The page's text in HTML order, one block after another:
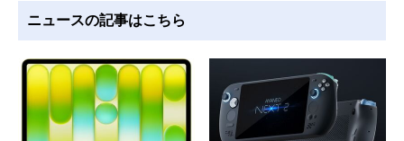
ニュースの記事はこちら